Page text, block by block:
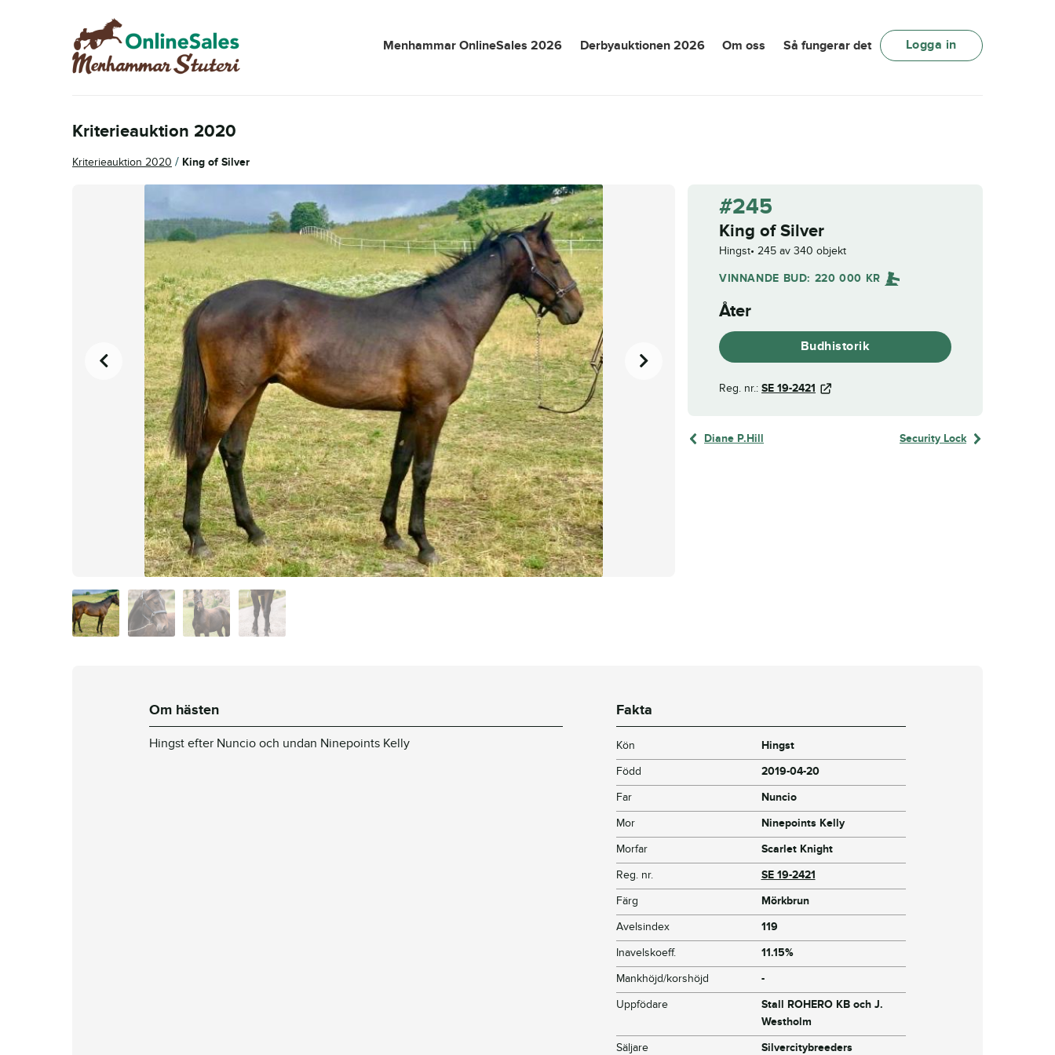
Hoppa
till
navigering
Hoppa
till
innehåll
Menhammar OnlineSales 2026 Derbyauktionen 2026 Om oss Så fungerar det Logga in
Kriterieauktion 2020
Kriterieauktion 2020 / King of Silver
#245
King of Silver
Hingst 245 av 340 objekt
VINNANDE BUD: 220 000 KR
Åter
Budhistorik
Reg. nr.: SE 19-2421
Diane P.Hill Security Lock
Om hästen
Hingst efter Nuncio och undan Ninepoints Kelly
Fakta
Kön
Hingst
Född
2019-04-20
Far
Nuncio
Mor
Ninepoints Kelly
Morfar
Scarlet Knight
Reg. nr.
SE 19-2421
Färg
Mörkbrun
Avelsindex
119
Inavelskoeff.
11.15%
Mankhöjd/korshöjd
-
Uppfödare
Stall ROHERO KB och J.
Westholm
Säljare
Silvercitybreeders